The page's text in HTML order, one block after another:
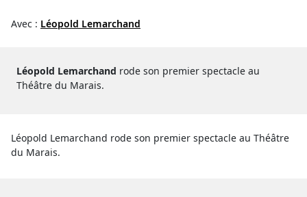
Avec : Léopold Lemarchand
Léopold Lemarchand rode son premier spectacle au
Théâtre du Marais.
Léopold Lemarchand rode son premier spectacle au Théâtre
du Marais.